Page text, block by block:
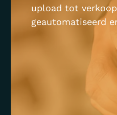
upload tot
geautomatiseerd